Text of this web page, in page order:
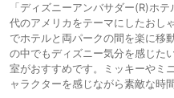
「ディズニーアンバサダー(R)ホ
代のアメリカをテーマにしたおし
でホテルと両パークの間を楽に移
の中でもディズニー気分を感じた
室がおすすめです。ミッキーやミ
ャラクターを感じながら素敵な時